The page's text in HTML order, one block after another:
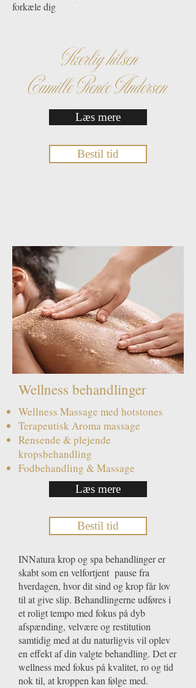
forkæle dig
Kærlig hilsen
CamilleRenée Andersen
Læs mere
Bestil tid
Wellness behandlinger
Wellness Massage med hotstones
Terapeutisk Aroma massage
Rensende & plejende
kropsbehandling
Fodbehandling & Massage
Læs mere
Bestil tid
INNatura krop og spa behandlinger er
skabt som en velfortjent pause fra
hverdagen, hvor dit sind og krop får lov
til at give slip. Behandlingerne udføres i
et roligt tempo med fokus på dyb
afspænding, velvære og restitution
samtidig med at du naturligvis vil oplev
en effekt af din valgte behandling. Det er
wellness med fokus på kvalitet, ro og tid
nok til, at kroppen kan følge med.